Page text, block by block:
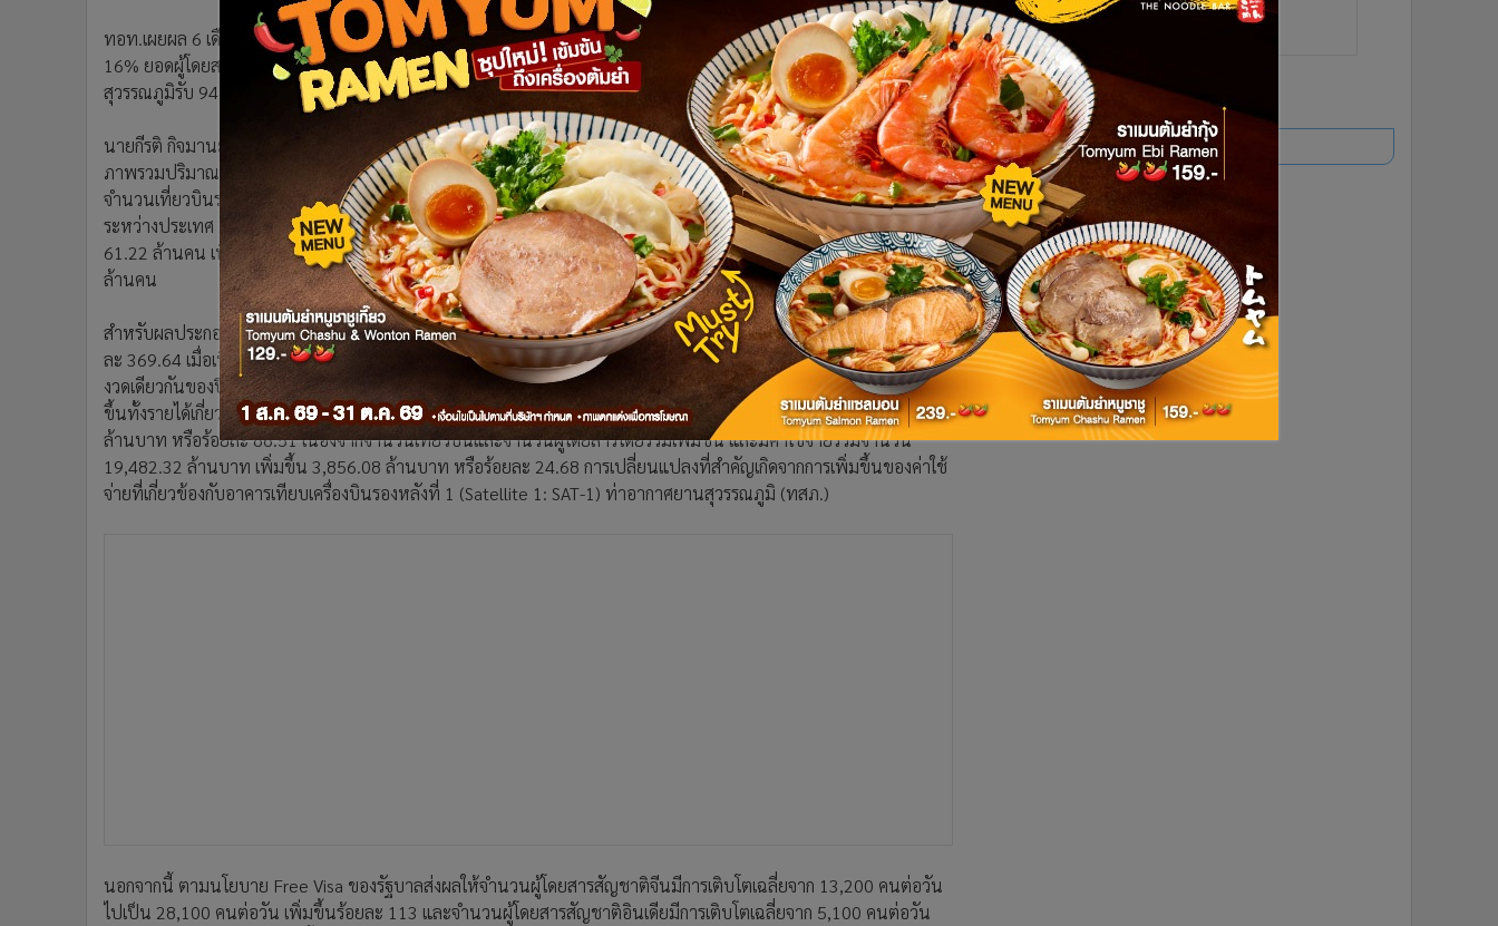
Celeb Online
Gotomanager
ทอท.เผยผล 6 เดือนงบปี 67 โกยกำไรสุทธิกว่า 1.03 หมื่นล้านบาท เพิ่มขึ้น 8.1 พันล้านบาท วีซ่าฟรี ดันเที่ยวบินรวมเพิ่ม
16% ยอดผู้โดยสารรวมกว่า 61 ล้านคน เพิ่มขึ้น 23% เฉพาะไตรมาส 2 กำไรสุทธิ 5.7 พันล้านบาท เตรียมเปิดรันเวย์ 3
สุวรรณภูมิรับ 94 เที่ยวบินต่อชั่วโมง
นายกีรติ กิจมานะวัฒน์ กรรมการผู้อำนวยการใหญ่ บริษัท ท่าอากาศยานไทย จำกัด (มหาชน) (AOT) หรือ ทอท. เปิดเผยว่า
ภาพรวมปริมาณการจราจรทางอากาศของ AOT รอบ 6 เดือนปีงบประมาณ 2567 (เดือนตุลาคม 2566-มีนาคม 2567) มี
จำนวนเที่ยวบินรวม 367,032 เที่ยวบิน เพิ่มขึ้นร้อยละ 16.86 เมื่อเทียบกับช่วงเวลาเดียวกันของปีก่อน แบ่งเป็นเที่ยวบิน
ระหว่างประเทศ 203,731 เที่ยวบิน และเที่ยวบินภายในประเทศ 163,301 เที่ยวบิน ส่วนจำนวนผู้โดยสารรวมมีทั้งหมด
61.22 ล้านคน เพิ่มขึ้นร้อยละ 23.78 แบ่งเป็นผู้โดยสารระหว่างประเทศ 36.82 ล้านคน และผู้โดยสารภายในประเทศ 24.40
ล้านคน
สำหรับผลประกอบการงวดหกเดือนสิ้นสุดวันที่ 31 มีนาคม 2567 AOT มีกำไรสุทธิจำนวน 10,347.62 ล้านบาท เพิ่มขึ้นร้อย
ละ 369.64 เมื่อเทียบกับงวดเดียวกันของปีก่อน โดยมีรายได้รวม 34,191.67 ล้านบาท เพิ่มขึ้นร้อยละ 71.31 เมื่อเทียบกับ
งวดเดียวกันของปีก่อน ซึ่งรายได้จากการขายหรือการให้บริการเพิ่มขึ้น 14,116.99 ล้านบาท หรือร้อยละ 71.21 จากการเพิ่ม
ขึ้นทั้งรายได้เกี่ยวกับกิจการการบิน 5,533.66 ล้านบาท หรือร้อยละ 55.88 และรายได้ที่ไม่เกี่ยวกับกิจการการบิน 8,583.33
ล้านบาท หรือร้อยละ 86.51 เนื่องจากจำนวนเที่ยวบินและจำนวนผู้โดยสารโดยรวมเพิ่มขึ้น และมีค่าใช้จ่ายรวมจำนวน
19,482.32 ล้านบาท เพิ่มขึ้น 3,856.08 ล้านบาท หรือร้อยละ 24.68 การเปลี่ยนแปลงที่สำคัญเกิดจากการเพิ่มขึ้นของค่าใช้
จ่ายที่เกี่ยวข้องกับอาคารเทียบเครื่องบินรองหลังที่ 1 (Satellite 1: SAT-1) ท่าอากาศยานสุวรรณภูมิ (ทสภ.)
นอกจากนี้ ตามนโยบาย Free Visa ของรัฐบาลส่งผลให้จำนวนผู้โดยสารสัญชาติจีนมีการเติบโตเฉลี่ยจาก 13,200 คนต่อวัน
ไปเป็น 28,100 คนต่อวัน เพิ่มขึ้นร้อยละ 113 และจำนวนผู้โดยสารสัญชาติอินเดียมีการเติบโตเฉลี่ยจาก 5,100 คนต่อวัน
ยอดนิยม
อ่านเพิ่มเติม